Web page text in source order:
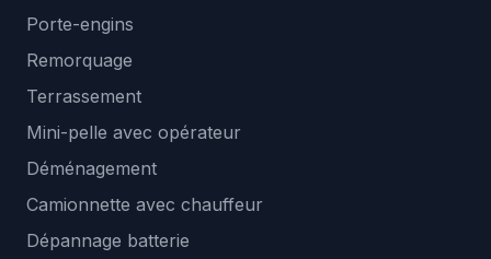
Porte-engins
Remorquage
Terrassement
Mini-pelle avec opérateur
Déménagement
Camionnette avec chauffeur
Dépannage batterie